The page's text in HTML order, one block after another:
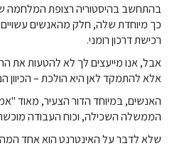
בהתחשב בהיסטוריה רצופת המלחמה
כך מיוחדת שלה, חלק מהאנשים עשויים
רכישת דרכון רומני.
אבל, אנו מייעצים לך לא להטעות את
אלא להתמקד לאן היא הולכת – הכיוון
האנשים, במיוחד הדור הצעיר, מאוד
הממשלה השכילה, וכוח העבודה מוכשר
שלא לדבר על האינטרנט הוא אחד